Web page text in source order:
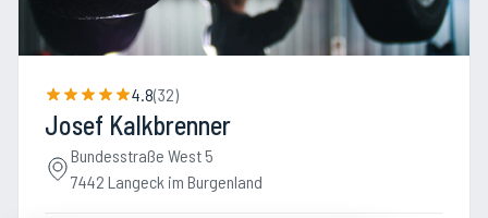
4.8(32)
Josef Kalkbrenner
Bundesstraße West 5
7442 Langeck im Burgenland